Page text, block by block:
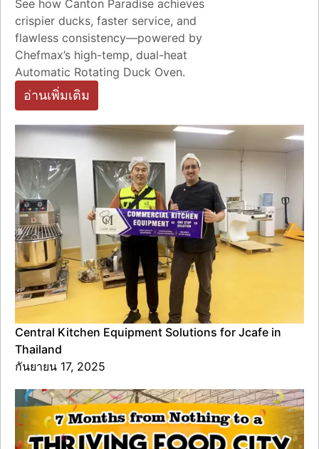
See how Canton Paradise achieves
crispier ducks, faster service, and
flawless consistency—powered by
Chefmax’s high-temp, dual-heat
Automatic Rotating Duck Oven.
อ่านเพิ่มเติม
Central Kitchen Equipment Solutions for Jcafe in
Thailand
กันยายน 17, 2025